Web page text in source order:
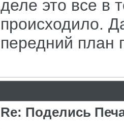
деле это все в
происходило.
передний план
Re: Поделись